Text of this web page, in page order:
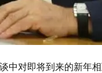
中对即将到来的新年